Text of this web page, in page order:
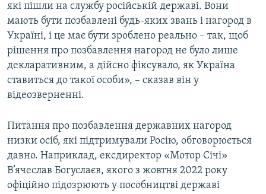
які пішли на службу російській державі. Вони
мають бути позбавлені будь-яких звань і нагород в
Україні, і це має бути зроблено реально – так, щоб
рішення про позбавлення нагород не було лише
декларативним, а дійсно фіксувало, як Україна
ставиться до такої особи», – сказав він у
відеозверненні.
Питання про позбавлення державних нагород
низки осіб, які підтримували Росію, обговорюється
давно. Наприклад, ексдиректор «Мотор Січі»
В’ячеслав Богуслаєв, якого з жовтня 2022 року
офіційно підозрюють у пособництві державі